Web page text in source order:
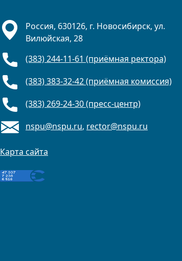
Россия, 630126, г. Новосибирск, ул.
Вилюйская, 28
(383) 244-11-61 (приёмная ректора)
(383) 383-32-42 (приёмная комиссия)
(383) 269-24-30 (пресс-центр)
nspu@nspu.ru, rector@nspu.ru
Карта сайта